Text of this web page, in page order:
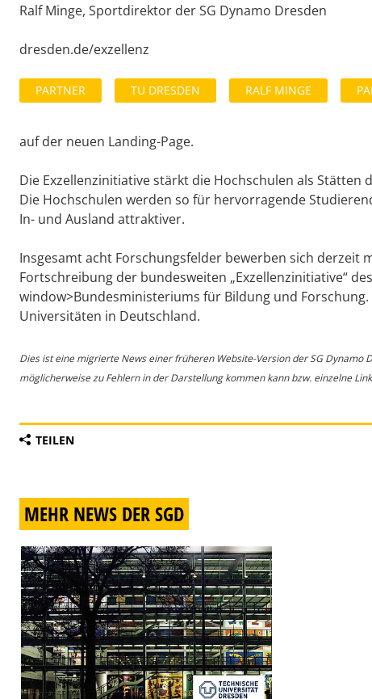
Ralf Minge, Sportdirektor der SG Dynamo Dresden
dresden.de/exzellenz
PARTNER TU DRESDEN RALF MINGE
auf der neuen Landing-Page.
Die Exzellenzinitiative stärkt die Hochschulen als Stätten
Die Hochschulen werden so für hervorragende
In- und Ausland attraktiver.
Insgesamt acht Forschungsfelder bewerben sich derzeit
Fortschreibung der bundesweiten „Exzellenzinitiative“
window>Bundesministeriums für Bildung und Forschung.
Universitäten in Deutschland.
Dies ist eine migrierte News einer früheren Website-Version der SG Dynamo
möglicherweise zu Fehlern in der Darstellung kommen kann bzw. einzelne
TEILEN
MEHR NEWS DER SGD